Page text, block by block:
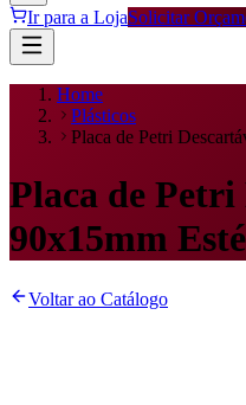
Ir para a LojaSolicitar
Home
Plásticos
Placa de Petri
Placa de Petri
90x15mm
Voltar ao Catálogo